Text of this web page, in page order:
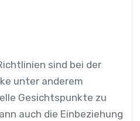
sind bei der
unter anderem
Gesichtspunkte zu
auch die Einbeziehung